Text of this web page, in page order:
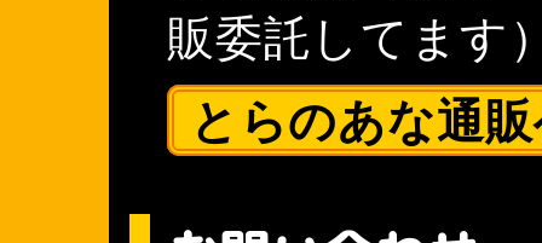
販委託してます
とらのあな通